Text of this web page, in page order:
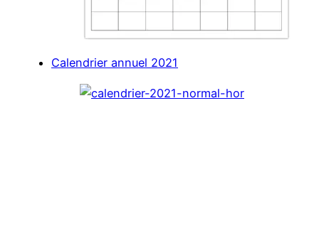
Calendrier annuel 2021